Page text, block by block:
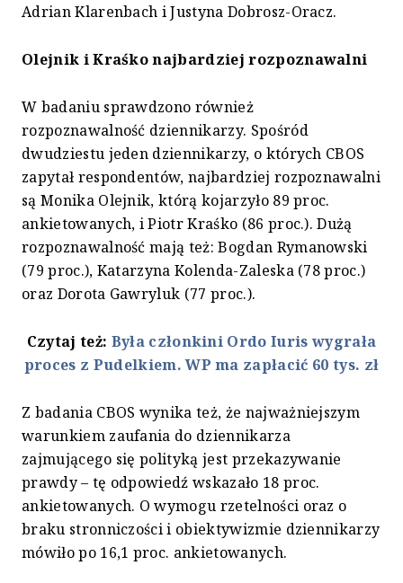
Adrian Klarenbach i Justyna Dobrosz-Oracz.
Olejnik i Kraśko najbardziej rozpoznawalni
W badaniu sprawdzono również
rozpoznawalność dziennikarzy. Spośród
dwudziestu jeden dziennikarzy, o których CBOS
zapytał respondentów, najbardziej rozpoznawalni
są Monika Olejnik, którą kojarzyło 89 proc.
ankietowanych, i Piotr Kraśko (86 proc.). Dużą
rozpoznawalność mają też: Bogdan Rymanowski
(79 proc.), Katarzyna Kolenda-Zaleska (78 proc.)
oraz Dorota Gawryluk (77 proc.).
Czytaj też: Była członkini Ordo Iuris wygrała
proces z Pudelkiem. WP ma zapłacić 60 tys. zł
Z badania CBOS wynika też, że najważniejszym
warunkiem zaufania do dziennikarza
zajmującego się polityką jest przekazywanie
prawdy – tę odpowiedź wskazało 18 proc.
ankietowanych. O wymogu rzetelności oraz o
braku stronniczości i obiektywizmie dziennikarzy
mówiło po 16,1 proc. ankietowanych.